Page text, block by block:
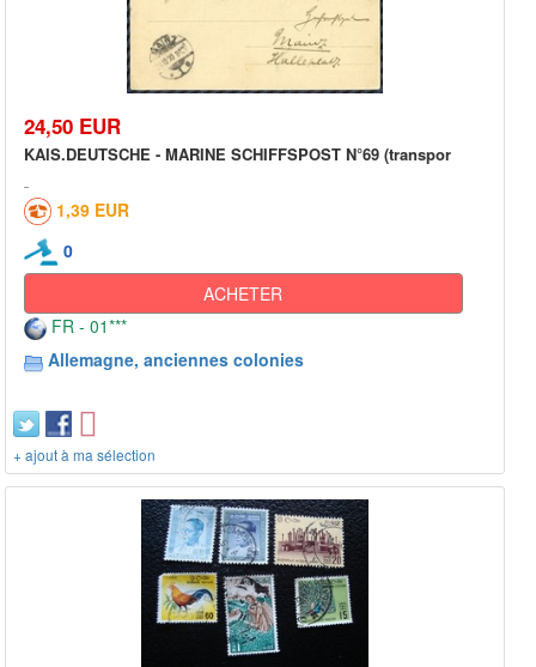
24,50 EUR
KAIS.DEUTSCHE - MARINE SCHIFFSPOST N°69 (transpor
1,39 EUR
0
ACHETER
FR - 01***
Allemagne, anciennes colonies
+ ajout à ma sélection